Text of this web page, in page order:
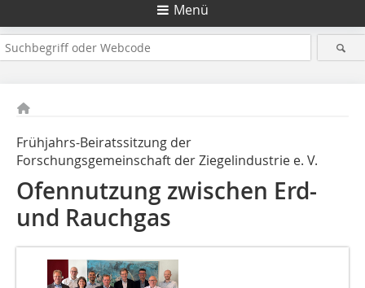
Menü
Frühjahrs-Beiratssitzung der
Forschungsgemeinschaft der Ziegelindustrie e. V.
Ofennutzung zwischen Erd-
und Rauchgas